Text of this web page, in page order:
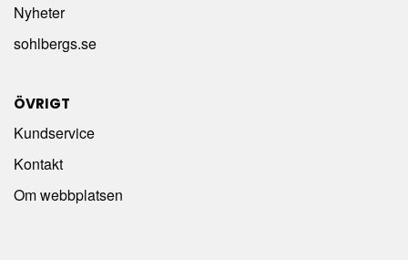
Nyheter
sohlbergs.se
ÖVRIGT
Kundservice
Kontakt
Om webbplatsen